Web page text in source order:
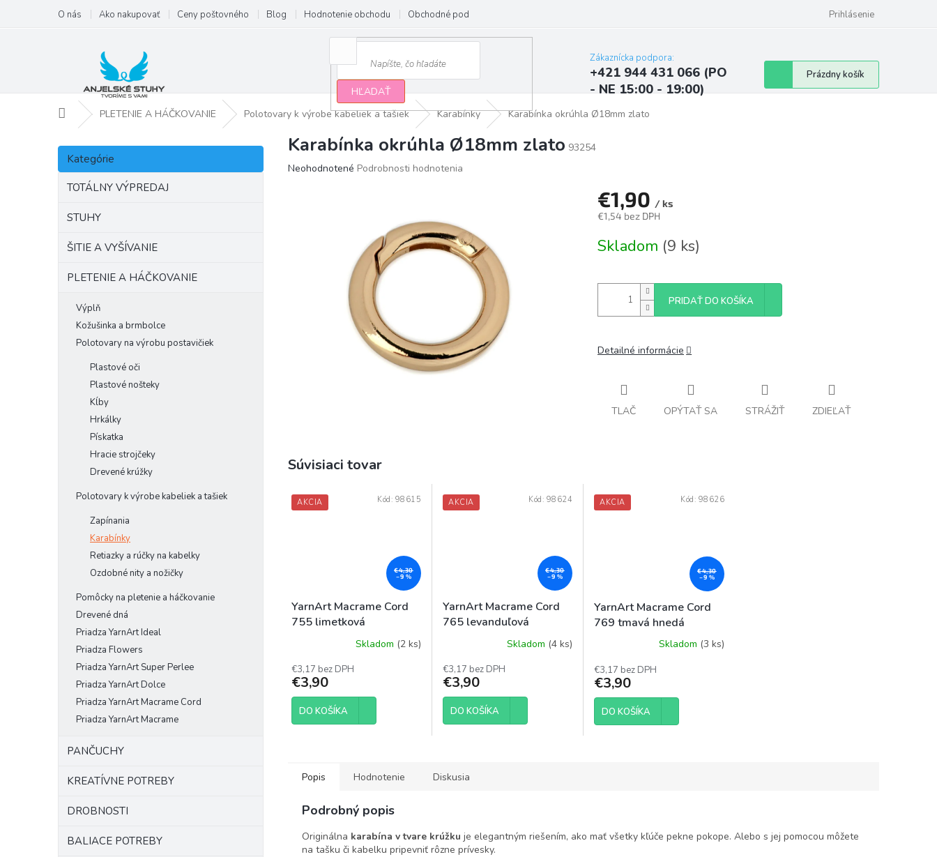
obsah
O nás Ako nakupovať Ceny poštovného Blog Hodnotenie obchodu Obchodné podmienky Najčastejšie otázky a odpovede
Prihlásenie
HĽADAŤ
Zákaznícka podpora:
+421 944 431 066 (PO
- NE 15:00 - 19:00)
Nákupný
košík
Prázdny košík
DomovPLETENIE A HÁČKOVANIE Polotovary k výrobe kabeliek a tašiek Karabínky Karabínka okrúhla Ø18mm zlato
B
č
Preskočiť
kategórie
Kategórie
TOTÁLNY VÝPREDAJ
STUHY
ŠITIE A VYŠÍVANIE
PLETENIE A HÁČKOVANIE
Výplň
Kožušinka a brmbolce
Polotovary na výrobu postavičiek
Plastové oči
Plastové nošteky
Kĺby
Hrkálky
Pískatka
Hracie strojčeky
Drevené krúžky
Polotovary k výrobe kabeliek a tašiek
Zapínania
Karabínky
Retiazky a rúčky na kabelky
Ozdobné nity a nožičky
Pomôcky na pletenie a háčkovanie
Drevené dná
Priadza YarnArt Ideal
Priadza Flowers
Priadza YarnArt Super Perlee
Priadza YarnArt Dolce
Priadza YarnArt Macrame Cord
Priadza YarnArt Macrame
PANČUCHY
KREATÍVNE POTREBY
DROBNOSTI
BALIACE POTREBY
Karabínka okrúhla Ø18mm zlato 93254
Priemerné
Neohodnotené Podrobnosti hodnotenia
€1,90 / ks
€1,54 bez DPH
cena:
Skladom (9 ks)
PRIDAŤ DO KOŠÍKA
Detailné informácie
TLAČ OPÝTAŤ SA STRÁŽIŤ ZDIEĽAŤ
Súvisiaci tovar
AKCIA
€4,30
–9 %
YarnArt Macrame Cord
755 limetková
Skladom (2 ks)
€3,17 bez DPH
€3,90
DO KOŠÍKA
Kód: 98615 AKCIA
€4,30
–9 %
YarnArt Macrame Cord
765 levanduľová
Skladom (4 ks)
€3,17 bez DPH
€3,90
DO KOŠÍKA
Kód: 98624 AKCIA
€4,30
–9 %
YarnArt Macrame Cord
769 tmavá hnedá
Skladom (3 ks)
€3,17 bez DPH
€3,90
DO KOŠÍKA
Kód: 98626
Popis Hodnotenie Diskusia
Podrobný popis
Originálna karabína v tvare krúžku je elegantným riešením, ako mať všetky kľúče pekne pokope. Alebo s jej pomocou môžete
na tašku či kabelku pripevniť rôzne prívesky.